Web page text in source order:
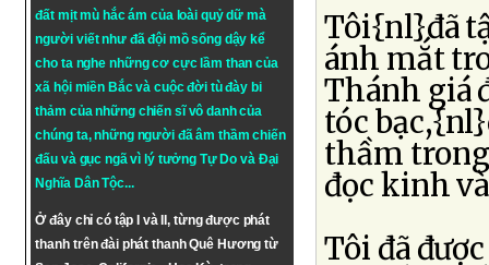
đất mịt mù hắc ám của loài quỷ dữ mà
người viết như đã đội mồ sống dậy kể
cho ta nghe những cơ cực lầm than của
xã hội miền Bắc và cuộc đời tù đày bi
thảm của những chiến sĩ vô danh của
chúng ta, những người đã âm thầm chiến
đấu và gục ngã vì lý tưởng Tự Do và Đại
Nghĩa Dân Tộc...
Ở đây chỉ có tập I và II, từng được phát
thanh trên đài phát thanh Quê Hương từ
Tôi{nl}đã
ánh mắt
Thánh giá
tóc
thầm
đọc kinh
Tôi đã